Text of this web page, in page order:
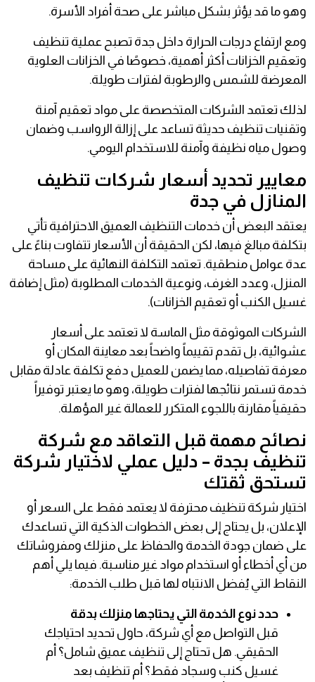
وهو ما قد يؤثر بشكل مباشر على صحة أفراد الأسرة.
ومع ارتفاع درجات الحرارة داخل جدة تصبح عملية تنظيف
وتعقيم الخزانات أكثر أهمية، خصوصًا في الخزانات العلوية
المعرضة للشمس والرطوبة لفترات طويلة.
لذلك تعتمد الشركات المتخصصة على مواد تعقيم آمنة
وتقنيات تنظيف حديثة تساعد على إزالة الرواسب وضمان
وصول مياه نظيفة وآمنة للاستخدام اليومي.
معايير تحديد أسعار شركات تنظيف
المنازل في جدة
يعتقد البعض أن خدمات التنظيف العميق الاحترافية تأتي
بتكلفة مبالغ فيها، لكن الحقيقة أن الأسعار تتفاوت بناءً على
عدة عوامل منطقية. تعتمد التكلفة النهائية على مساحة
المنزل، وعدد الغرف، ونوعية الخدمات المطلوبة (مثل إضافة
غسيل الكنب أو تعقيم الخزانات).
الشركات الموثوقة مثل الماسة لا تعتمد على أسعار
عشوائية، بل تقدم تقييماً واضحاً بعد معاينة المكان أو
معرفة تفاصيله، مما يضمن للعميل دفع تكلفة عادلة مقابل
خدمة تستمر نتائجها لفترات طويلة، وهو ما يعتبر توفيراً
حقيقياً مقارنة باللجوء المتكرر للعمالة غير المؤهلة.
نصائح مهمة قبل التعاقد مع شركة
تنظيف بجدة – دليل عملي لاختيار شركة
تستحق ثقتك
اختيار شركة تنظيف محترفة لا يعتمد فقط على السعر أو
الإعلان، بل يحتاج إلى بعض الخطوات الذكية التي تساعدك
على ضمان جودة الخدمة والحفاظ على منزلك ومفروشاتك
من أي أخطاء أو استخدام مواد غير مناسبة. فيما يلي أهم
النقاط التي يُفضل الانتباه لها قبل طلب الخدمة:
حدد نوع الخدمة التي يحتاجها منزلك بدقة
قبل التواصل مع أي شركة، حاول تحديد احتياجك
الحقيقي. هل تحتاج إلى تنظيف عميق شامل؟ أم
غسيل كنب وسجاد فقط؟ أم تنظيف بعد